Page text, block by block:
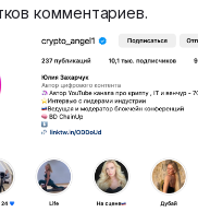
комментариев.